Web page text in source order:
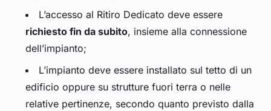
L’accesso al Ritiro Dedicato deve essere
richiesto fin da subito, insieme alla connessione
dell’impianto;
L’impianto deve essere installato sul tetto di un
edificio oppure su strutture fuori terra o nelle
relative pertinenze, secondo quanto previsto dalla